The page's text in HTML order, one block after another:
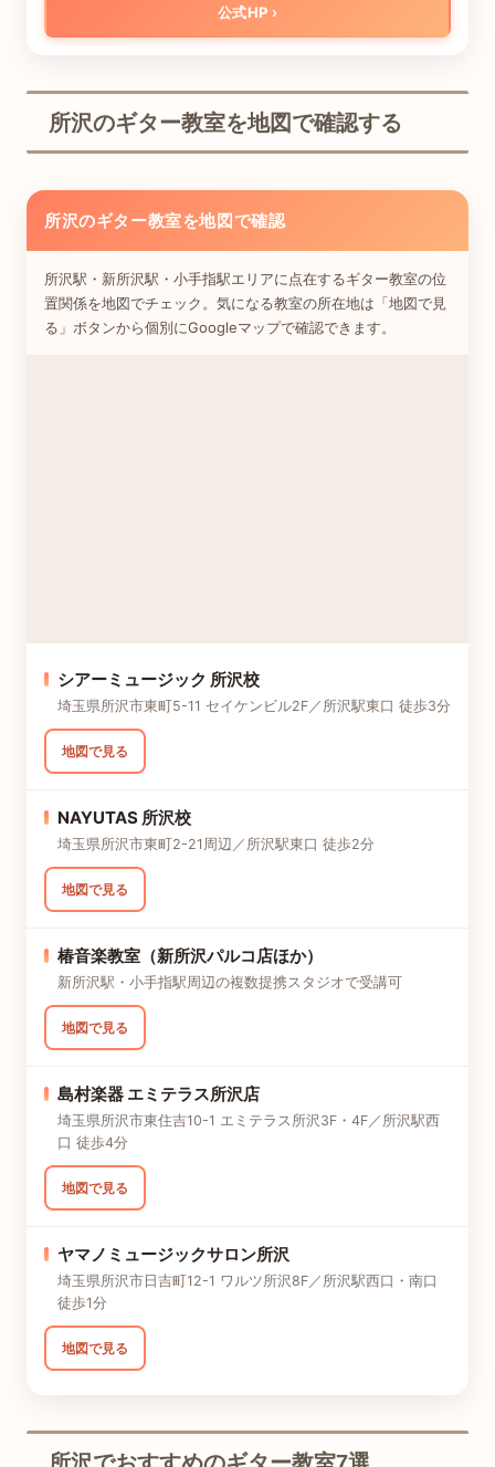
公式HP
所沢のギター教室を地図で確認する
所沢のギター教室を地図で確認
所沢駅・新所沢駅・小手指駅エリアに点在するギター教室の位
置関係を地図でチェック。気になる教室の所在地は「地図で見
る」ボタンから個別にGoogleマップで確認できます。
シアーミュージック 所沢校
埼玉県所沢市東町5-11 セイケンビル2F／所沢駅東口 徒歩3分
地図で見る
NAYUTAS 所沢校
埼玉県所沢市東町2-21周辺／所沢駅東口 徒歩2分
地図で見る
椿音楽教室（新所沢パルコ店ほか）
新所沢駅・小手指駅周辺の複数提携スタジオで受講可
地図で見る
島村楽器 エミテラス所沢店
埼玉県所沢市東住吉10-1 エミテラス所沢3F・4F／所沢駅西
口 徒歩4分
地図で見る
ヤマノミュージックサロン所沢
埼玉県所沢市日吉町12-1 ワルツ所沢8F／所沢駅西口・南口
徒歩1分
地図で見る